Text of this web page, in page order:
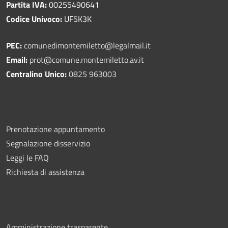
Partita IVA:00255490641
Codice Univoco: UF5K3K
PEC:comunedimontemiletto@legalmail.it
Email: prot@comune.montemiletto.av.it
Centralino Unico:0825 963003
Prenotazione appuntamento
Segnalazione disservizio
Leggi le FAQ
Richiesta di assistenza